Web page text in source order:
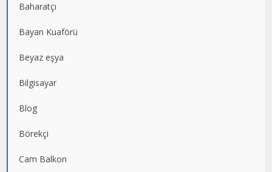
Baharatçı
Bayan Kuaförü
Beyaz eşya
Bilgisayar
Blog
Börekçi
Cam Balkon